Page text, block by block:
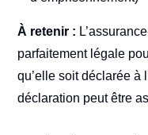
À retenir :
parfaitement légale
qu’elle soit déclarée à
déclaration peut être